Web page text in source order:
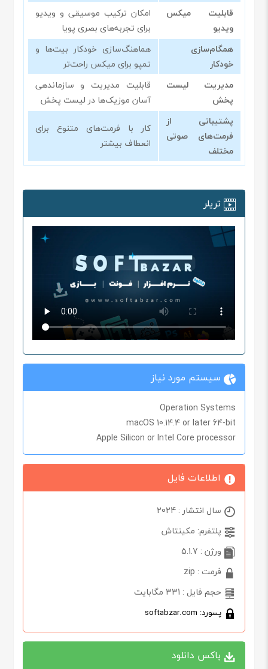
قابلیت میکس
ویدیو
امکان ترکیب موسیقی و ویدیو
برای تجربه‌های بصری پویا
همگام‌سازی
خودکار
هماهنگ‌سازی خودکار بیت‌ها و
تمپو برای میکس راحت‌تر
مدیریت لیست
پخش
قابلیت مدیریت و سازماندهی
آسان موزیک‌ها در لیست پخش
پشتیبانی از
فرمت‌های صوتی
مختلف
کار با فرمت‌های متنوع برای
انعطاف بیشتر
تریلر
سیستم مورد نیاز
Operation Systems
macOS 10.14.4 or later 64-bit
Apple Silicon or Intel Core processor
اطلاعات فایل
سال انتشار : 2024
پلتفرم: مکینتاش
ورژن : 5.1.7
فرمت : zip
حجم فایل : 331 مگابایت
پسورد: softabzar.com
باکس دانلود